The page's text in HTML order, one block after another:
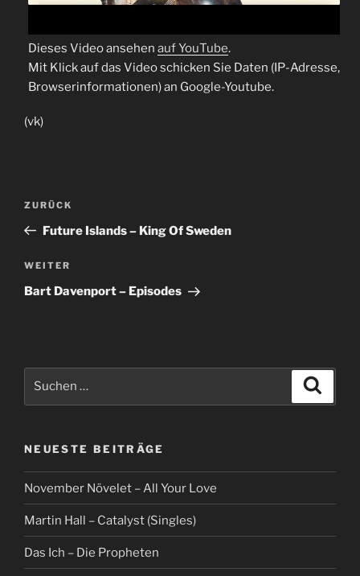
Dieses Video ansehen auf YouTube.
Mit Klick auf das Video schicken Sie Daten (IP-Adresse,
Browserinformationen) an Google-Youtube.
(vk)
Beitragsnavigation
Vorheriger
Beitrag
ZURÜCK
Future Islands – King Of Sweden
Nächster
Beitrag
WEITER
Bart Davenport – Episodes
NEUESTE BEITRÄGE
November Növelet – All Your Love
Martin Hall – Catalyst (Singles)
Das Ich – Die Propheten